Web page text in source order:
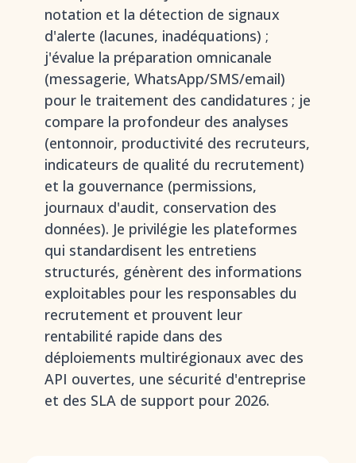
notation et la détection de signaux
d'alerte (lacunes, inadéquations) ;
j'évalue la préparation omnicanale
(messagerie, WhatsApp/SMS/email)
pour le traitement des candidatures ; je
compare la profondeur des analyses
(entonnoir, productivité des recruteurs,
indicateurs de qualité du recrutement)
et la gouvernance (permissions,
journaux d'audit, conservation des
données). Je privilégie les plateformes
qui standardisent les entretiens
structurés, génèrent des informations
exploitables pour les responsables du
recrutement et prouvent leur
rentabilité rapide dans des
déploiements multirégionaux avec des
API ouvertes, une sécurité d'entreprise
et des SLA de support pour 2026.